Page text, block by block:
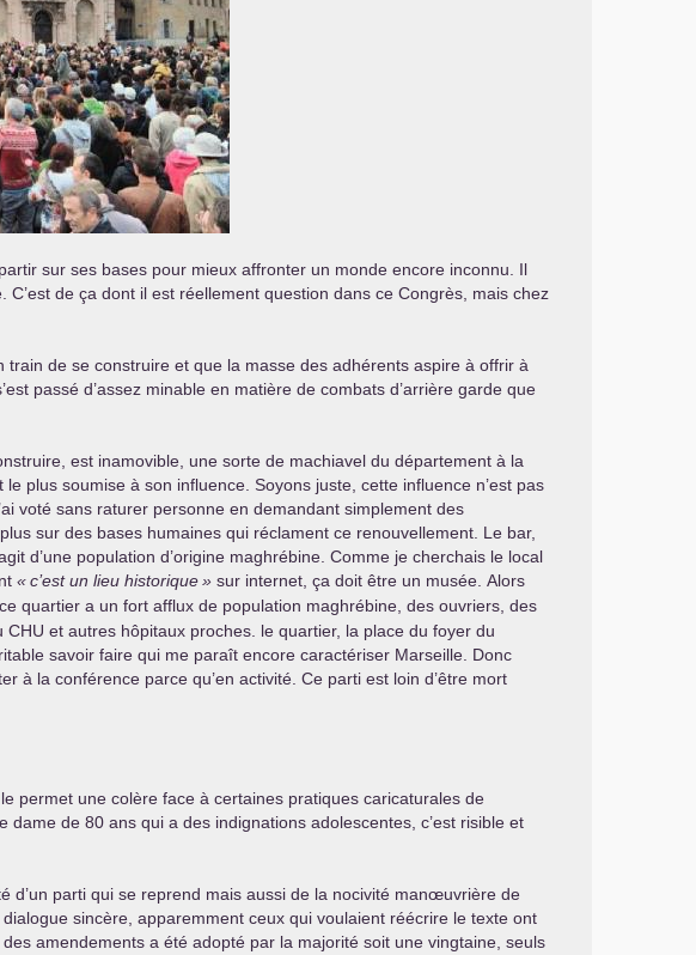
sur ses bases pour mieux affronter un monde encore inconnu. Il
de ça dont il est réellement question dans ce Congrès, mais chez
de se construire et que la masse des adhérents aspire à offrir à
passé d’assez minable en matière de combats d’arrière garde que
est inamovible, une sorte de machiavel du département à la
plus soumise à son influence. Soyons juste, cette influence n’est pas
voté sans raturer personne en demandant simplement des
sur des bases humaines qui réclament ce renouvellement. Le bar,
d’une population d’origine maghrébine. Comme je cherchais le local
«c’est un lieu historique» sur internet, ça doit être un musée. Alors
quartier a un fort afflux de population maghrébine, des ouvriers, des
CHU et autres hôpitaux proches. le quartier, la place du foyer du
savoir faire qui me paraît encore caractériser Marseille. Donc
à la conférence parce qu’en activité. Ce parti est loin d’être mort
permet une colère face à certaines pratiques caricaturales de
de 80 ans qui a des indignations adolescentes, c’est risible et
d’un parti qui se reprend mais aussi de la nocivité manœuvrière de
sincère, apparemment ceux qui voulaient réécrire le texte ont
amendements a été adopté par la majorité soit une vingtaine, seuls